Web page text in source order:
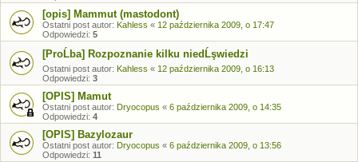
[opis] Mammut (mastodont)
Ostatni post autor: Kahless « 12 października 2009, o 17:47
Odpowiedzi: 5
[ProĹba] Rozpoznanie kilku niedĹşwiedzi
Ostatni post autor: Kahless « 12 października 2009, o 16:13
Odpowiedzi: 3
[OPIS] Mamut
Ostatni post autor: Dryocopus « 6 października 2009, o 14:35
Odpowiedzi: 4
[OPIS] Bazylozaur
Ostatni post autor: Dryocopus « 6 października 2009, o 13:56
Odpowiedzi: 11